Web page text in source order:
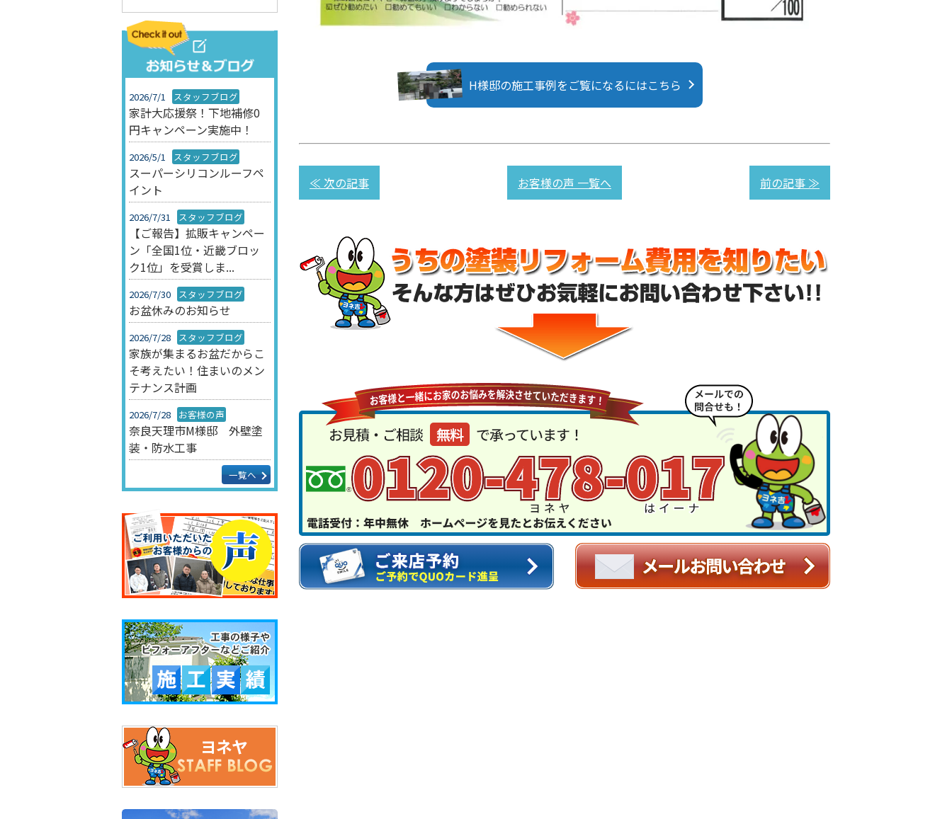
2026/7/1 スタッフブログ
家計大応援祭！下地補修0
円キャンペーン実施中！
2026/5/1 スタッフブログ
スーパーシリコンルーフペ
イント
2026/7/31 スタッフブログ
【ご報告】拡販キャンペー
ン「全国1位・近畿ブロッ
ク1位」を受賞しま...
2026/7/30 スタッフブログ
お盆休みのお知らせ
2026/7/28 スタッフブログ
家族が集まるお盆だからこ
そ考えたい！住まいのメン
テナンス計画
2026/7/28 お客様の声
奈良天理市M様邸 外壁塗
装・防水工事
一覧へ
H様邸の施工事例をご覧になるにはこちら
≪ 次の記事 お客様の声 一覧へ 前の記事 ≫